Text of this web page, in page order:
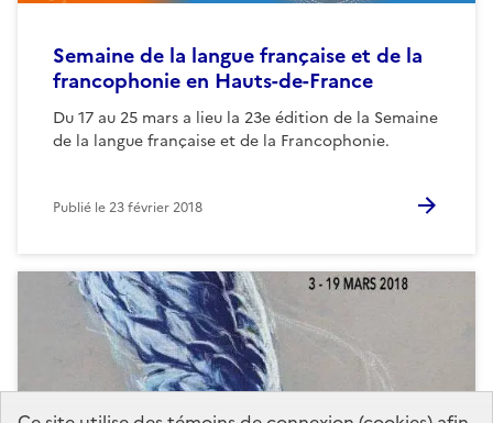
Semaine de la langue française et de la
francophonie en Hauts-de-France
Du 17 au 25 mars a lieu la 23e édition de la Semaine
de la langue française et de la Francophonie.
Publié le23 février 2018